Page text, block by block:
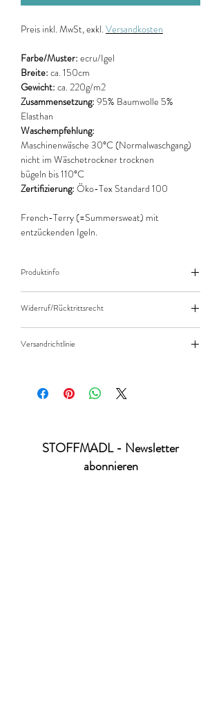
Preis inkl. MwSt, exkl. Versandkosten
Farbe/Muster: ecru/Igel
Breite: ca. 150cm
Gewicht: ca. 220g/m2
Zusammensetzung: 95% Baumwolle 5%
Elasthan
Waschempfehlung:
Maschinenwäsche 30°C (Normalwaschgang)
nicht im Wäschetrockner trocknen
bügeln bis 110°C
Zertifizierung: Öko-Tex Standard 100
French-Terry (=Summersweat) mit
entzückenden Igeln.
Produktinfo
10cm (0,1m) Länge des Stoffes.
Bei einer Bestellung von zB. 50cm (0,5m)
daher bitte Anzahl 5 eingeben.
Widerruf/Rücktrittsrecht
Versandrichtlinie
STOFFMADL - Newsletter
abonnieren